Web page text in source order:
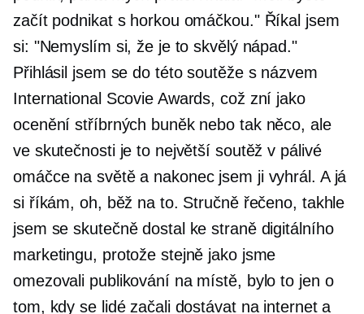
začít podnikat s horkou omáčkou." Říkal jsem
si: "Nemyslím si, že je to skvělý nápad."
Přihlásil jsem se do této soutěže s názvem
International Scovie Awards, což zní jako
ocenění stříbrných buněk nebo tak něco, ale
ve skutečnosti je to největší soutěž v pálivé
omáčce na světě a nakonec jsem ji vyhrál. A já
si říkám, oh, běž na to. Stručně řečeno, takhle
jsem se skutečně dostal ke straně digitálního
marketingu, protože stejně jako jsme
omezovali publikování na místě, bylo to jen o
tom, kdy se lidé začali dostávat na internet a